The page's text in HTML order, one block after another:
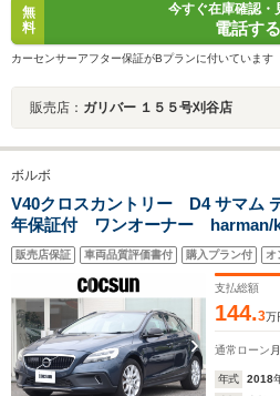
無
料
今すぐ在庫確認・
電話する
カーセンサーアフター保証がBプランに付いています
販売店： ガリバー １５５号刈谷店
ボルボ
V40クロスカントリー D4 サマム
年保証付 ワンオーナー harman/
ーディオ ソフトベージュ本革
シートヒーター モダンウッドパ
ダー ACC BLIS 禁煙車
販売店保証 車両品質評価書付 購入プラン付 オ
支払総額
144.3万
通常ローン
年式 2018